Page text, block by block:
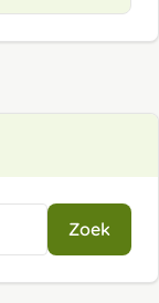
Zoek